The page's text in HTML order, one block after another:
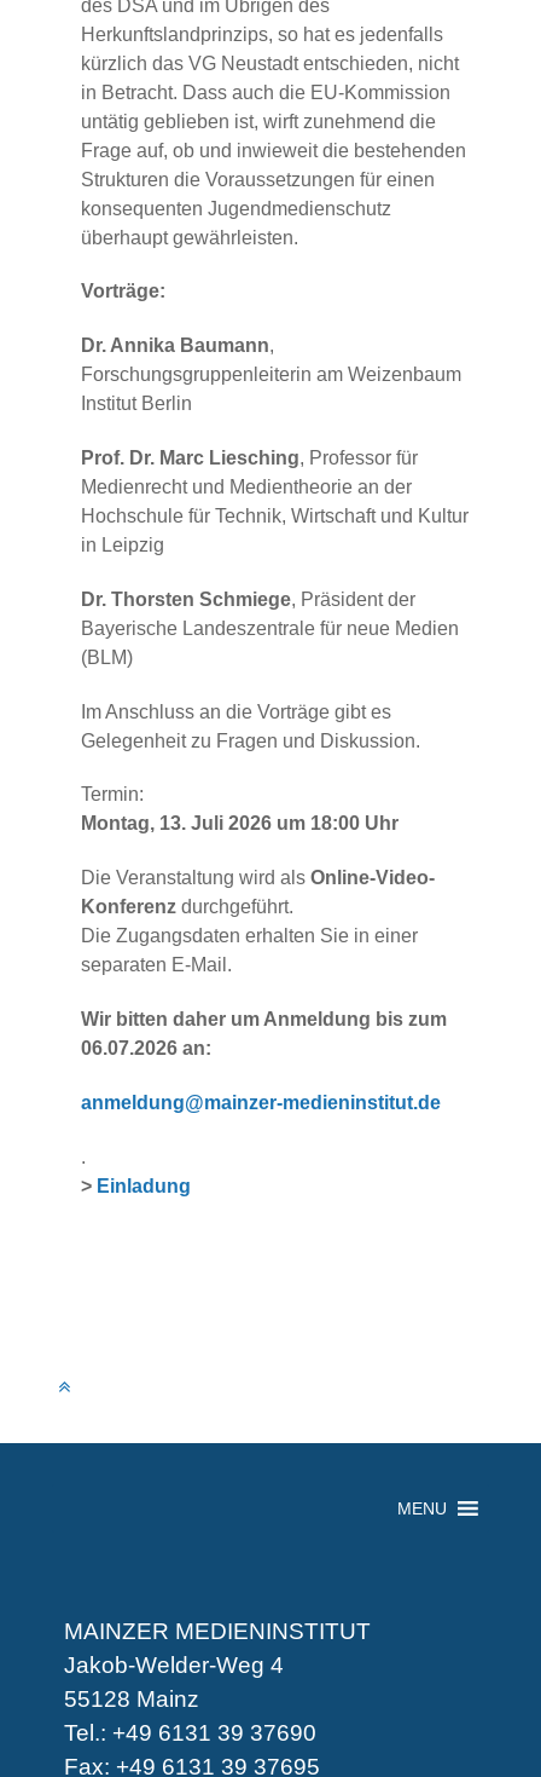
des DSA und im Übrigen des
Herkunftslandprinzips, so hat es jedenfalls
kürzlich das VG Neustadt entschieden, nicht
in Betracht. Dass auch die EU-Kommission
untätig geblieben ist, wirft zunehmend die
Frage auf, ob und inwieweit die bestehenden
Strukturen die Voraussetzungen für einen
konsequenten Jugendmedienschutz
überhaupt gewährleisten.
Vorträge:
Dr. Annika Baumann,
Forschungsgruppenleiterin am Weizenbaum
Institut Berlin
Prof. Dr. Marc Liesching, Professor für
Medienrecht und Medientheorie an der
Hochschule für Technik, Wirtschaft und Kultur
in Leipzig
Dr. Thorsten Schmiege, Präsident der
Bayerische Landeszentrale für neue Medien
(BLM)
Im Anschluss an die Vorträge gibt es
Gelegenheit zu Fragen und Diskussion.
Termin:
Montag, 13. Juli 2026 um 18:00 Uhr
Die Veranstaltung wird als Online-Video-
Konferenz durchgeführt.
Die Zugangsdaten erhalten Sie in einer
separaten E-Mail.
Wir bitten daher um Anmeldung bis zum
06.07.2026 an:
anmeldung@mainzer-medieninstitut.de
.
> Einladung
MENU
MAINZER MEDIENINSTITUT
Jakob-Welder-Weg 4
55128 Mainz
Tel.: +49 6131 39 37690
Fax: +49 6131 39 37695